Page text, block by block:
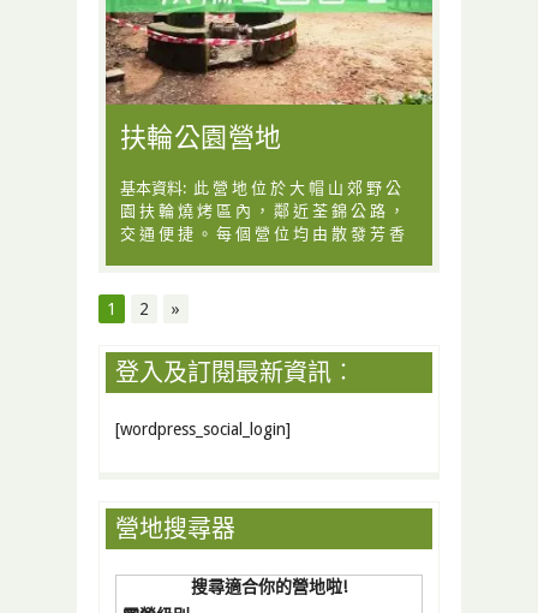
扶輪公園營地
基本資料: 此 營 地 位 於 大 帽 山 郊 野 公
園 扶 輪 燒 烤 區 內 ， 鄰 近 荃 錦 公 路 ，
交 通 便 捷 。 每 個 營 位 均 由 散 發 芳 香
1 2 »
登入及訂閱最新資訊︰
[wordpress_social_login]
營地搜尋器
搜尋適合你的營地啦!